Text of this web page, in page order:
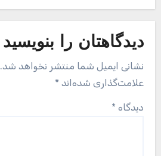
دیدگاهتان را بنویسید
نشانی ایمیل شما منتشر نخواهد شد.
علامت‌گذاری شده‌اند *
دیدگاه *